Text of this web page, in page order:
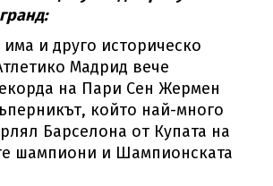
и друго историческо
Мадрид вече
на Пари Сен Жермен
който най-много
Барселона от Купата на
шампиони и Шампионската